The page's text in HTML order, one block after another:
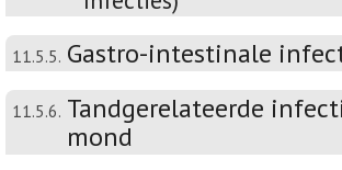
11.5.5. Gastro-intestinale
11.5.6. Tandgerelateerde
mond